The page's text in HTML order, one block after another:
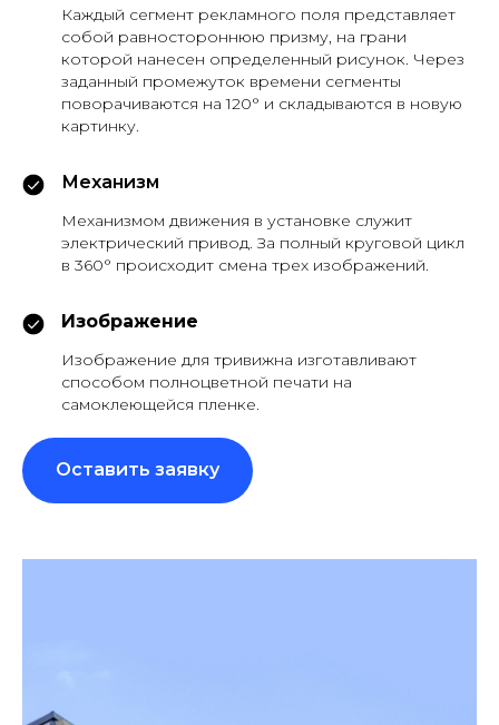
Каждый сегмент рекламного поля представляет
собой равностороннюю призму, на грани
которой нанесен определенный рисунок. Через
заданный промежуток времени сегменты
поворачиваются на 120° и складываются в новую
картинку.
Механизм
Механизмом движения в установке служит
электрический привод. За полный круговой цикл
в 360° происходит смена трех изображений.
Изображение
Изображение для тривижна изготавливают
способом полноцветной печати на
самоклеющейся пленке.
Оставить заявку